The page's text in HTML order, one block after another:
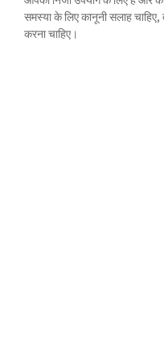
समस्या के लिए कानूनी सलाह
करना चाहिए।